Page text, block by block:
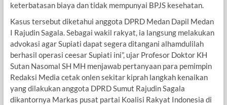
keterbatasan biaya dan tidak mempunyai BPJS kesehatan.
Kasus tersebut diketahui anggota DPRD Medan Dapil Medan
I Rajudin Sagala. Sebagai wakil rakyat, ia langsung melakukan
advokasi agar Supiati dapat segera ditangani alhamdulilah
berhasil operasi ceesar Supiati ini”, ujar Profesor Doktor KH
Sutan Nasomal SH MH menjawab pertanyaan para pemimpin
Redaksi Media cetak onlen sekitar kiprah langkah kenaikan
yang dilakukan anggota DPRD Sumut Rajudin Sagala
dikantornya Markas pusat partai Koalisi Rakyat Indonesia di